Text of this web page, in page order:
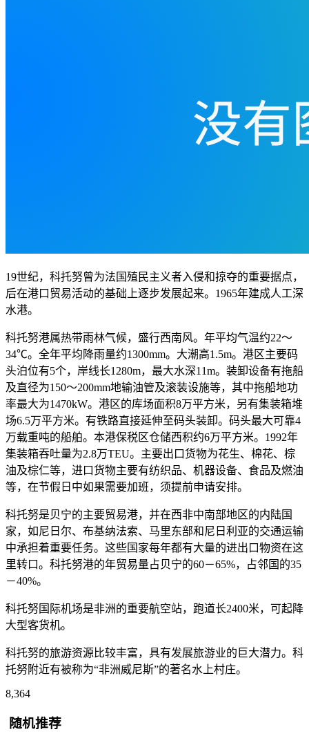
19世纪，科托努曾为法国殖民主义者入侵和掠夺的重要据点，
后在港口贸易活动的基础上逐步发展起来。1965年建成人工深
水港。
科托努港属热带雨林气候，盛行西南风。年平均气温约22～
34℃。全年平均降雨量约1300mm。大潮高1.5m。港区主要码
头泊位有5个，岸线长1280m，最大水深11m。装卸设备有拖船
及直径为150～200mm地输油管及滚装设施等，其中拖船地功
率最大为1470kW。港区的库场面积8万平方米，另有集装箱堆
场6.5万平方米。有铁路直接延伸至码头装卸。码头最大可靠4
万载重吨的船舶。本港保税区仓储西积约6万平方米。1992年
集装箱吞吐量为2.8万TEU。主要出口货物为花生、棉花、棕
油及棕仁等，进口货物主要有纺织品、机器设备、食品及燃油
等，在节假日中如果需要加班，须提前申请安排。
科托努是贝宁的主要贸易港，并在西非中南部地区的内陆国
家，如尼日尔、布基纳法索、马里东部和尼日利亚的交通运输
中承担着重要任务。这些国家每年都有大量的进出口物资在这
里转口。科托努港的年贸易量占贝宁的60－65%，占邻国的35
－40%。
科托努国际机场是非洲的重要航空站，跑道长2400米，可起降
大型客货机。
科托努的旅游资源比较丰富，具有发展旅游业的巨大潜力。科
托努附近有被称为“非洲威尼斯”的著名水上村庄。
8,364
随机推荐